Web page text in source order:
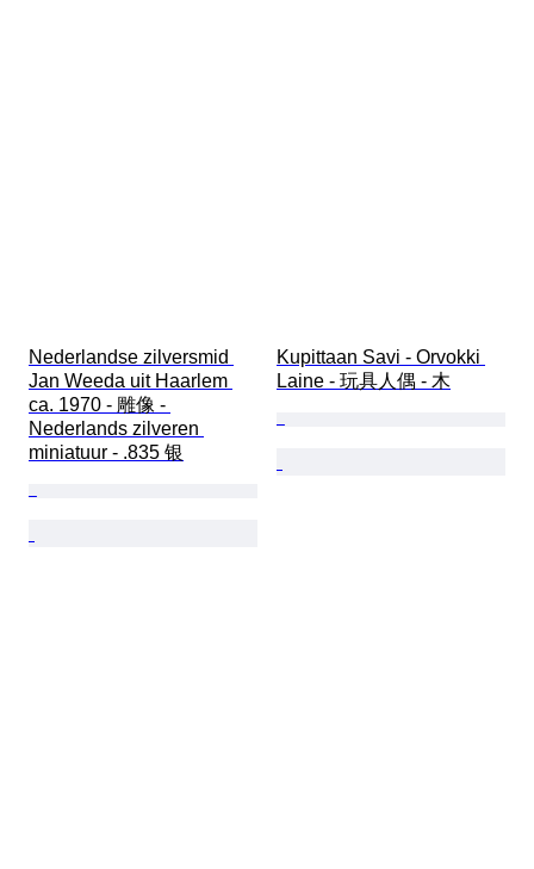
Nederlandse zilversmid
Jan Weeda uit Haarlem
ca. 1970 - 雕像 -
Nederlands zilveren
miniatuur - .835 银
Kupittaan Savi - Orvokki
Laine - 玩具人偶 - 木